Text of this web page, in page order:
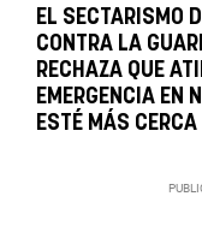
EL SECTARISMO
CONTRA LA
RECHAZA QUE
EMERGENCIA EN
ESTÉ MÁS CERCA